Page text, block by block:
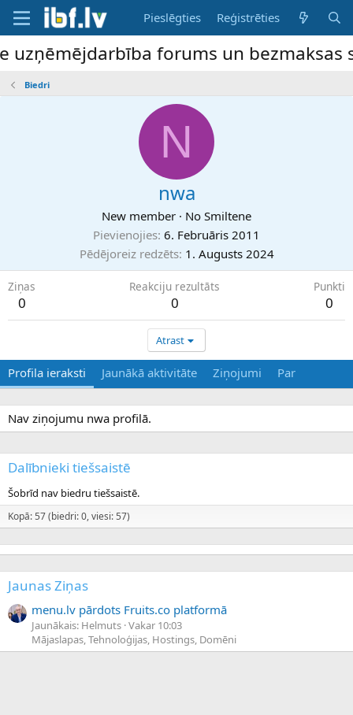
Pieslēgties Reģistrēties
forums un bezmaksas
Biedri
N
nwa
New member · No Smiltene
Pievienojies 6. Februāris 2011
Pēdējoreiz redzēts 1. Augusts 2024
Ziņas
0
Reakciju rezultāts
0
Punkti
0
Atrast
Profila ieraksti Jaunākā aktivitāte Ziņojumi Par
Nav ziņojumu nwa profilā.
Dalībnieki tiešsaistē
Šobrīd nav biedru tiešsaistē.
Kopā: 57 (biedri: 0, viesi: 57)
Jaunas Ziņas
menu.lv pārdots Fruits.co platformā
Jaunākais: Helmuts Vakar 10:03
Mājaslapas, Tehnoloģijas, Hostings, Domēni